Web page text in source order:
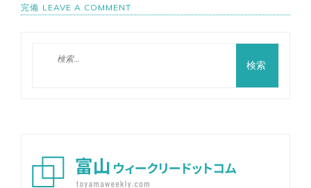
完備 LEAVE A COMMENT
富
リ